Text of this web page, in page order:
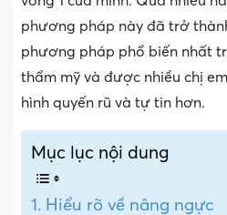
phương pháp này đã trở
phương pháp phổ biến nhất
thẩm mỹ và được nhiều chị
hình quyến rũ và tự tin hơn.
Mục lục nội dung
Hiểu rõ về nâng ngực